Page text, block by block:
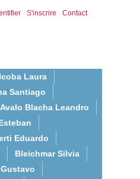
- S'inscrire - Contact
Laura
Santiago
Avalo Blacha Leandro
Eduardo
Bleichmar Silvia